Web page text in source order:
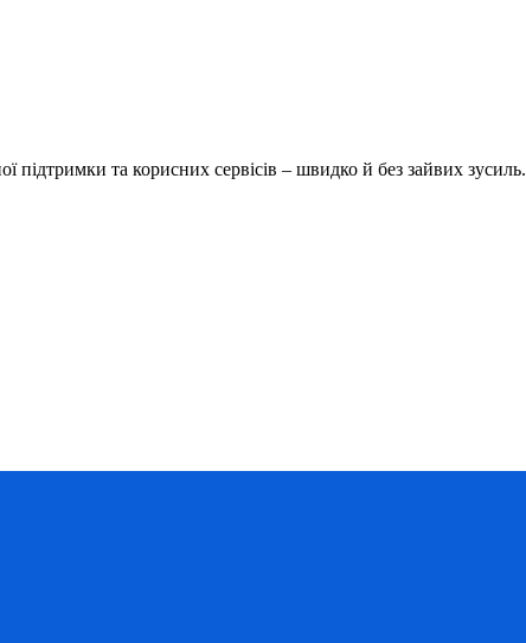
підтримки та корисних сервісів – швидко й без зайвих зусиль.